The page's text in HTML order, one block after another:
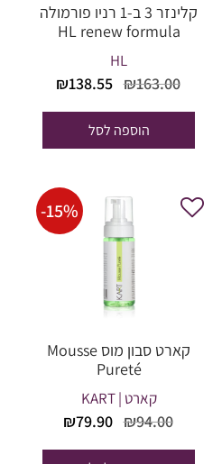
קלינזר 3 ב-1 רניו פורמולה
HL renew formula
HL
₪163.00
המחיר
היה:
₪163.00.
₪138.55
הוספה לסל
-15%
קארט סבון מוס Mousse
Pureté
קארט | KART
₪94.00
המחיר
היה:
₪79.90
הוא: